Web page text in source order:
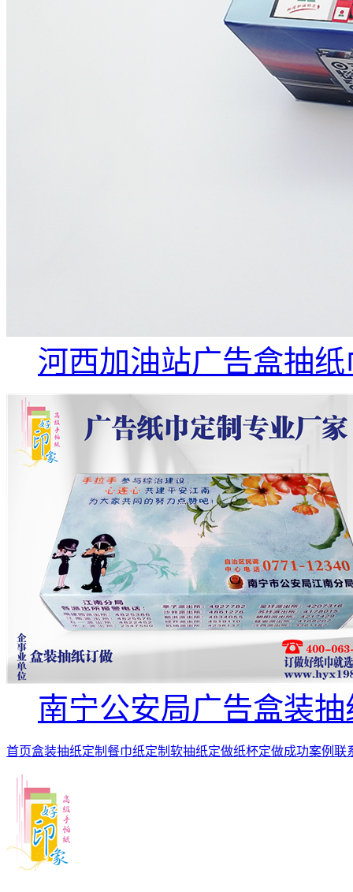
河西加油站广告盒抽纸
南宁公安局广告盒装抽
首页盒装抽纸定制 餐巾纸定制 软抽纸定做纸杯定做成功案例 联